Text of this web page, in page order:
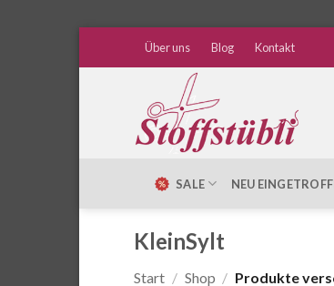
Über uns Blog Kontakt
SALE NEU
KleinSylt
Start / Shop / Produkte